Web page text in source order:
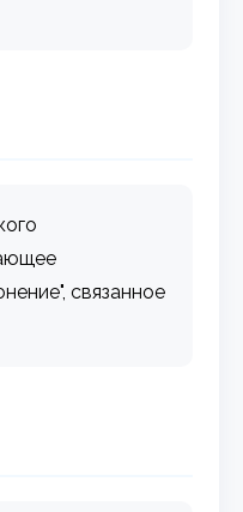
связанное